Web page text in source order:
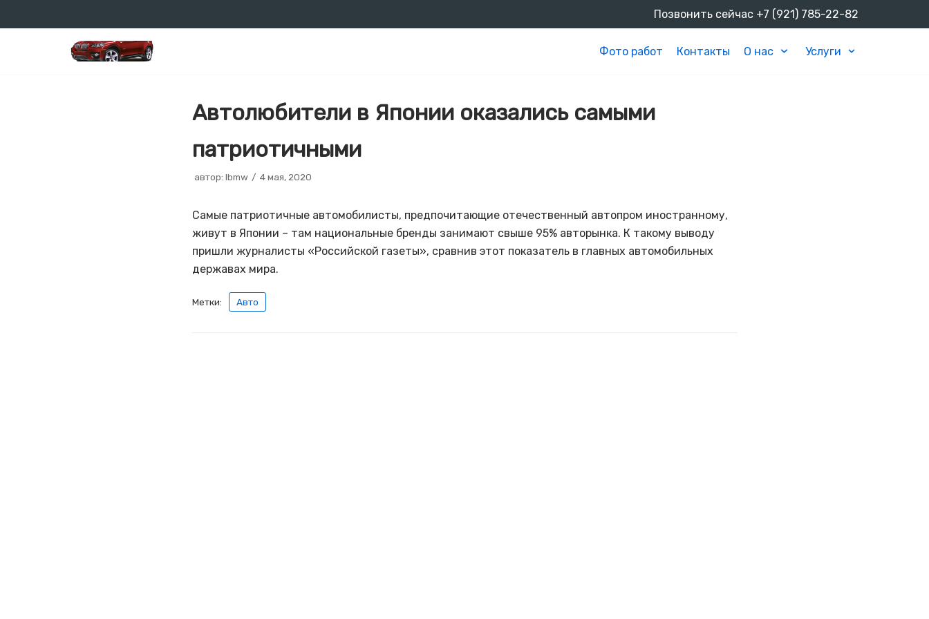
Позвонить сейчас +7 (921) 785-22-82
Фото работ Контакты О нас Услуги
Автолюбители в Японии оказались самыми
патриотичными
автор: lbmw 4 мая, 2020
Самые патриотичные автомобилисты, предпочитающие отечественный автопром иностранному,
живут в Японии – там национальные бренды занимают свыше 95% авторынка. К такому выводу
пришли журналисты «Российской газеты», сравнив этот показатель в главных автомобильных
державах мира.
Метки: Авто